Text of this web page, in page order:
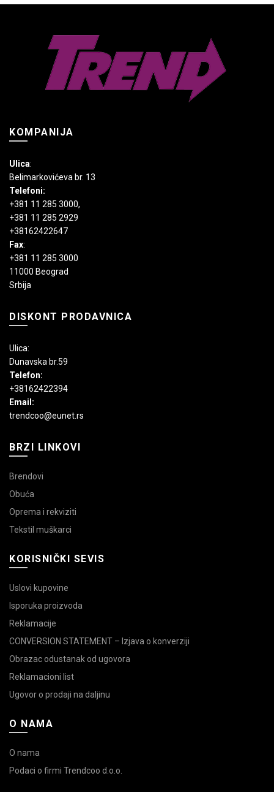
mogu
izabrane
na
stranici
proizvoda.
KOMPANIJA
Ulica:
Belimarkovićeva br. 13
Telefoni:
+381 11 285 3000,
+381 11 285 2929
+38162422647
Fax:
+381 11 285 3000
11000 Beograd
Srbija
DISKONT PRODAVNICA
Ulica:
Dunavska br.59
Telefon:
+38162422394
Email:
trendcoo@eunet.rs
BRZI LINKOVI
Brendovi
Obuća
Oprema i rekviziti
Tekstil muškarci
KORISNIČKI SEVIS
Uslovi kupovine
Isporuka proizvoda
Reklamacije
CONVERSION STATEMENT – Izjava o konverziji
Obrazac odustanak od ugovora
Reklamacioni list
Ugovor o prodaji na daljinu
O NAMA
O nama
Podaci o firmi Trendcoo d.o.o.